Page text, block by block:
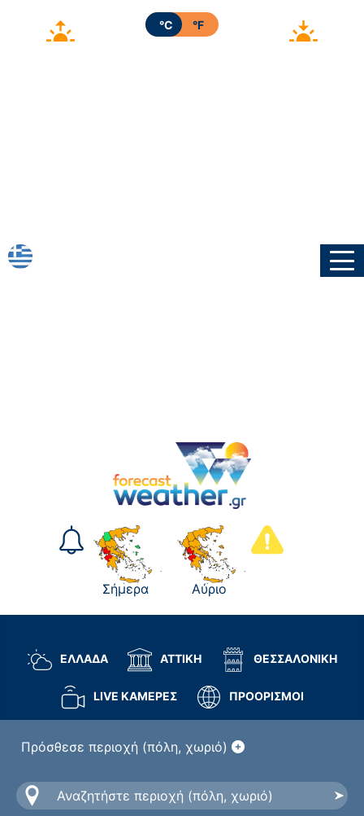
°C °F
Σήμερα Αύριο
ΕΛΛΑΔΑ ΑΤΤΙΚΗ ΘΕΣΣΑΛΟΝΙΚΗ
LIVE ΚΑΜΕΡΕΣ ΠΡΟΟΡΙΣΜΟΙ
Πρόσθεσε περιοχή (πόλη, χωριό)